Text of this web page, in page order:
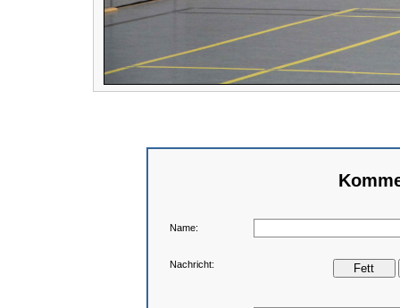
Name:
Nachricht: